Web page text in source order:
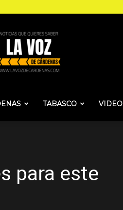
Voz
TABASCO VIDEO
para este